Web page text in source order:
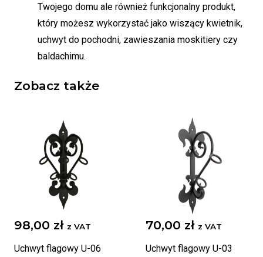
Twojego domu ale również funkcjonalny produkt,
który możesz wykorzystać jako wiszący kwietnik,
uchwyt do pochodni, zawieszania moskitiery czy
baldachimu.
Zobacz także
98,00 zł z VAT
Uchwyt flagowy U-06
70,00 zł z VAT
Uchwyt flagowy U-03